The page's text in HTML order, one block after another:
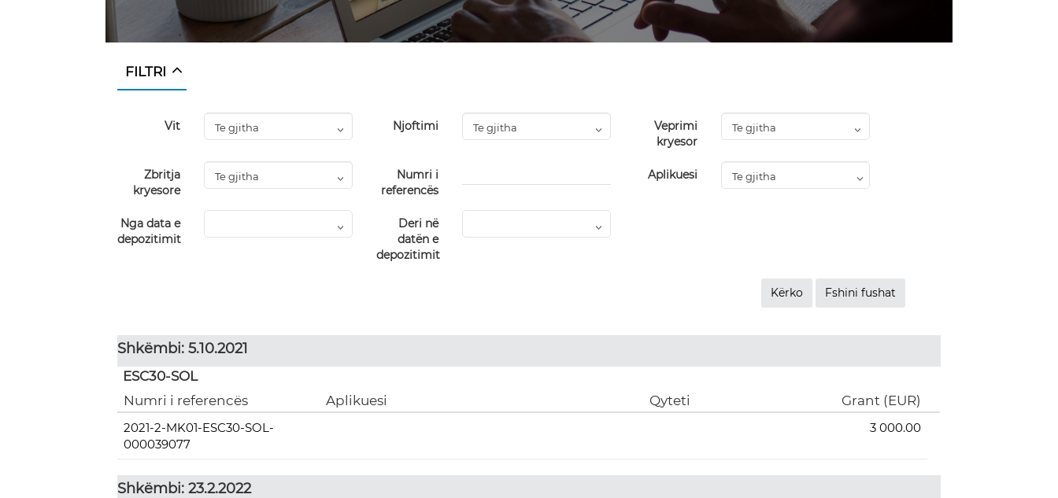
FILTRI
Vit Njoftimi
Veprimi
kryesor
Zbritja
kryesore
Numri i
referencës
Aplikuesi
Nga data e
depozitimit
Deri në
datën e
depozitimit
Shkëmbi: 5.10.2021
ESC30-SOL
Numri i referencës
Aplikuesi Qyteti Grant (EUR)
2021-2-MK01-ESC30-SOL-
000039077
3 000.00
Shkëmbi: 23.2.2022